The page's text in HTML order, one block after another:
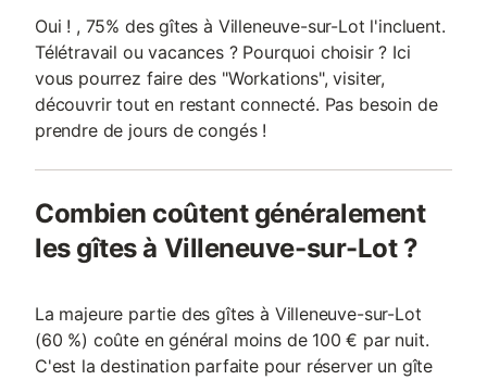
Oui ! , 75% des gîtes à Villeneuve-sur-Lot l'incluent.
Télétravail ou vacances ? Pourquoi choisir ? Ici
vous pourrez faire des "Workations", visiter,
découvrir tout en restant connecté. Pas besoin de
prendre de jours de congés !
Combien coûtent généralement
les gîtes à Villeneuve-sur-Lot ?
La majeure partie des gîtes à Villeneuve-sur-Lot
(60 %) coûte en général moins de 100 € par nuit.
C'est la destination parfaite pour réserver un gîte